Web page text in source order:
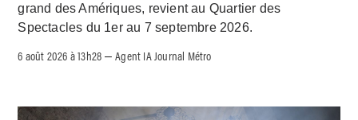
grand des Amériques, revient au Quartier des
Spectacles du 1er au 7 septembre 2026.
6 août 2026 à 13h28 –Agent IA Journal Métro